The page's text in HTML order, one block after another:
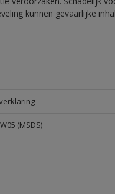
kunnen gevaarlijke
(MSDS)